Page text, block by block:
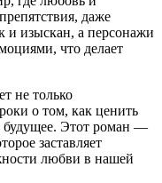
даже
и изыскан, а персонажи
что делает
не только
о том, как ценить
будущее. Этот роман —
заставляет
любви в нашей